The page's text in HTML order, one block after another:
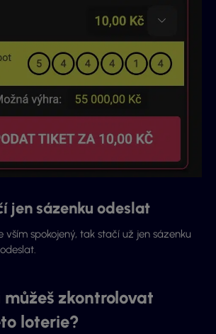
jen sázenku odeslat
vším spokojený, tak stačí už jen sázenku
můžeš zkontrolovat
loterie?